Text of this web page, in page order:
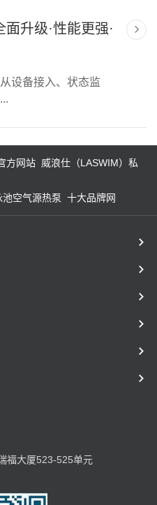
升级·性能更强·
设备接入、状态监
方网站 威浪仕（LASWIM）私
池空气源热泵 十大品牌网
福大厦523-525单元